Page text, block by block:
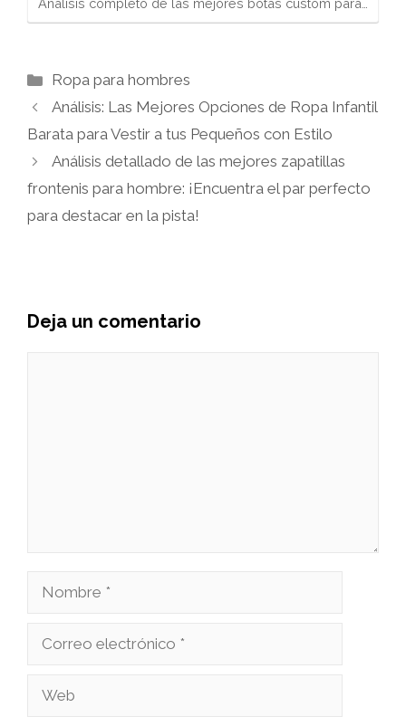
Análisis completo de las mejores botas custom para…
Categorías
Ropa para hombres
Análisis: Las Mejores Opciones de Ropa Infantil
Barata para Vestir a tus Pequeños con Estilo
Análisis detallado de las mejores zapatillas
frontenis para hombre: ¡Encuentra el par perfecto
para destacar en la pista!
Deja un comentario
Nombre
Correo
Web